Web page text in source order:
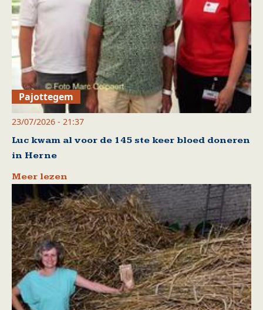
Pajottegem
23/07/2026 - 21:37
Luc kwam al voor de 145 ste keer bloed doneren
in Herne
Meer lezen